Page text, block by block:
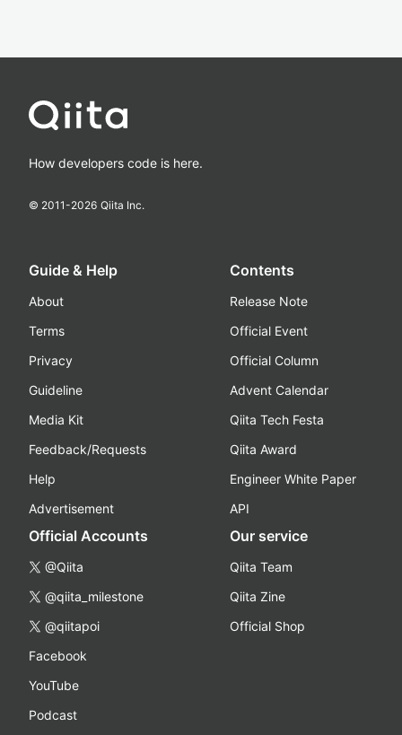
How developers code is here.
© 2011-2026 Qiita Inc.
Guide & Help
About
Terms
Privacy
Guideline
Media Kit
Feedback/Requests
Help
Advertisement
Contents
Release Note
Official Event
Official Column
Advent Calendar
Qiita Tech Festa
Qiita Award
Engineer White Paper
API
Official Accounts
@Qiita
@qiita_milestone
@qiitapoi
Facebook
YouTube
Podcast
Our service
Qiita Team
Qiita Zine
Official Shop